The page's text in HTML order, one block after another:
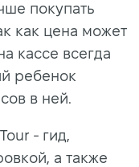
покупать
как цена может
кассе всегда
ребенок
в ней.
- гид,
а также